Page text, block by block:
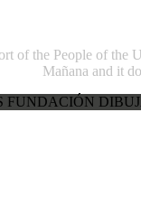
of the People of
Mañana and it
FUNDACIÓN